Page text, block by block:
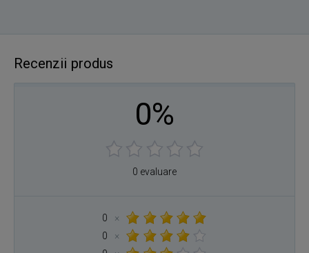
Recenzii produs
0%
0 evaluare
0
×
0
×